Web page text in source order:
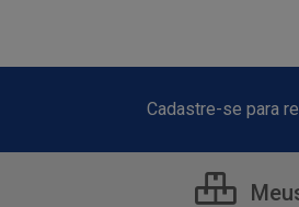
Cadastre-se para